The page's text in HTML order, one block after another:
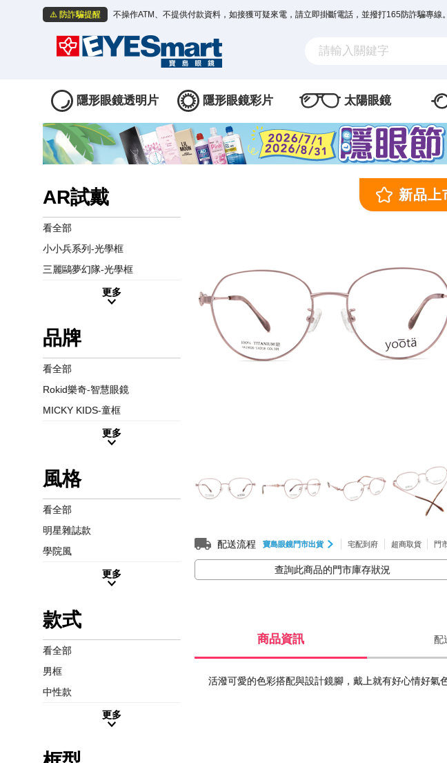
⚠️ 防詐騙提醒 不操作ATM、不提供付款資料，如接獲可疑來電，請立即掛斷電話，並撥打165防詐騙專線。
隱形眼鏡透明片 隱形眼鏡彩片 太陽眼鏡
AR試戴
看全部
小小兵系列-光學框
三麗鷗夢幻隊-光學框
更多
品牌
看全部
Rokid樂奇-智慧眼鏡
MICKY KIDS-童框
更多
風格
看全部
明星雜誌款
學院風
更多
款式
看全部
男框
中性款
更多
配送流程 寶島眼鏡門市出貨 宅配到府 超商取貨 門
查詢此商品的門市庫存狀況
商品資訊 配
活潑可愛的色彩搭配與設計鏡腳，戴上就有好心情好氣